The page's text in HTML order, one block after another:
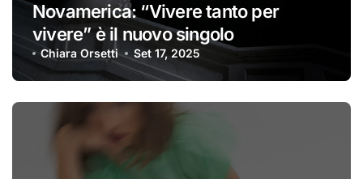
Novamerica: “Vivere tanto per
vivere” è il nuovo singolo
Chiara Orsetti Set 17, 2025